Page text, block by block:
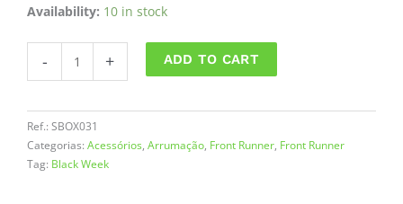
Availability: 10 in stock
-
Wolf
PRO
quantity
+ ADD TO CART
Ref.: SBOX031
Categorias: Acessórios, Arrumação, Front Runner, Front Runner
Tag: Black Week